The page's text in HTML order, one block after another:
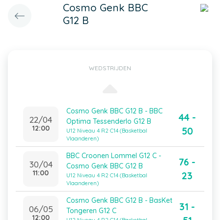
Cosmo Genk BBC
G12 B
WEDSTRIJDEN
22/04
12:00
Cosmo Genk BBC G12 B - BBC
Optima Tessenderlo G12 B
U12 Niveau 4 R2 C14 (Basketbal
Vlaanderen)
44 -
50
30/04
11:00
BBC Croonen Lommel G12 C -
Cosmo Genk BBC G12 B
U12 Niveau 4 R2 C14 (Basketbal
Vlaanderen)
76 -
23
06/05
12:00
Cosmo Genk BBC G12 B - BasKet
Tongeren G12 C
31 -